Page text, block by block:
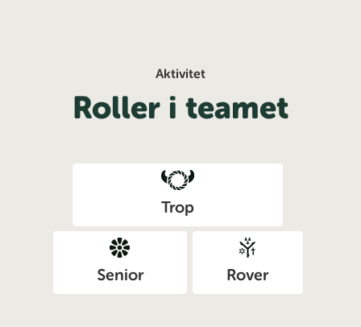
Aktivitet
Roller i teamet
Trop
Senior Rover